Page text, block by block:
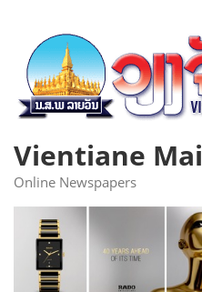
content
Vientiane Mai
Online Newspapers